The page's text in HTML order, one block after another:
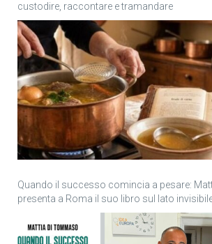
custodire, raccontare e tramandare
Quando il successo comincia a pesare:
presenta a Roma il suo libro sul lato